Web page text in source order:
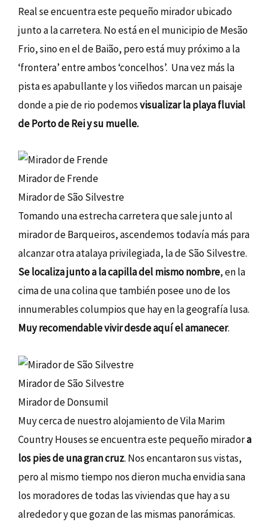
Real se encuentra este pequeño mirador ubicado
junto a la carretera. No está en el municipio de Mesão
Frio, sino en el de Baião, pero está muy próximo a la
‘frontera’ entre ambos ‘concelhos’. Una vez más la
pista es apabullante y los viñedos marcan un paisaje
donde a pie de rio podemosvisualizar la playa fluvial
de Porto de Rei y su muelle.
Mirador de Frende
Mirador de São Silvestre
Tomando una estrecha carretera que sale junto al
mirador de Barqueiros, ascendemos todavía más para
alcanzar otra atalaya privilegiada, la de São Silvestre.
Se localiza junto a la capilla del mismo nombre, en la
cima de una colina que también posee uno de los
innumerables columpios que hay en la geografía lusa.
Muy recomendable vivir desde aquí el amanecer.
Mirador de São Silvestre
Mirador de Donsumil
Muy cerca de nuestro alojamiento de Vila Marim
Country Houses se encuentra este pequeño miradora
los pies de una gran cruz. Nos encantaron sus vistas,
pero al mismo tiempo nos dieron mucha envidia sana
los moradores de todas las viviendas que hay a su
alrededor y que gozan de las mismas panorámicas.